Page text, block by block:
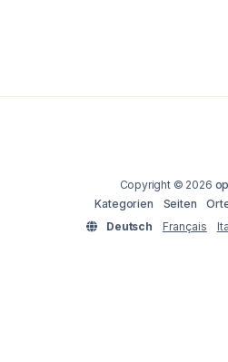
Copyright © 2026
Kategorien
Seiten
Deutsch
Français